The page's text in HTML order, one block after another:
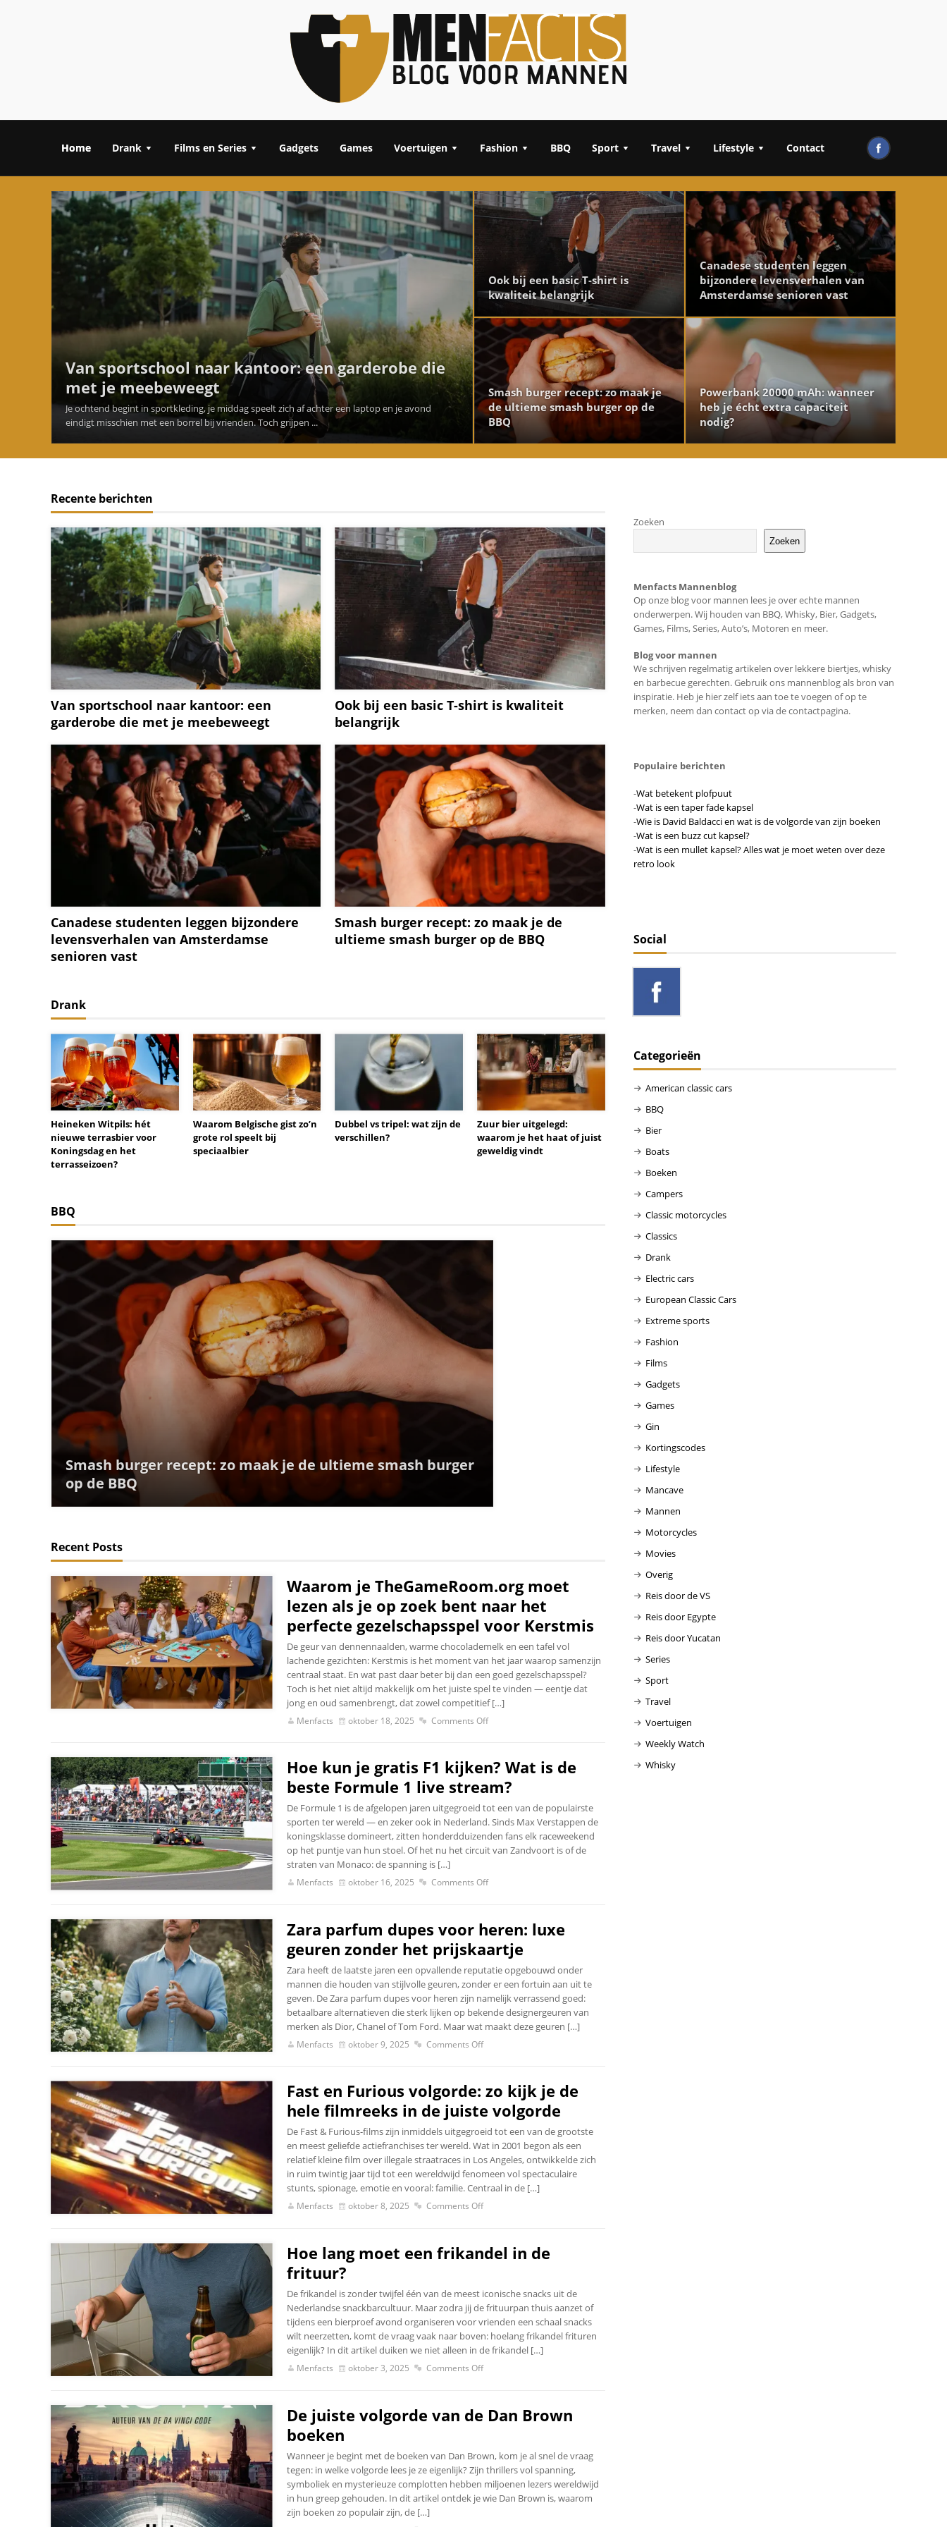
Home Drank Films en Series Gadgets Games Voertuigen Fashion BBQ Sport Travel Lifestyle Contact
Van sportschool naar kantoor: een garderobe die
met je meebeweegt
Je ochtend begint in sportkleding, je middag speelt zich af achter een laptop en je avond
eindigt misschien met een borrel bij vrienden. Toch grijpen ...
Ook bij een basic T-shirt is
kwaliteit belangrijk
Canadese studenten leggen
bijzondere levensverhalen van
Amsterdamse senioren vast
Smash burger recept: zo maak je
de ultieme smash burger op de
BBQ
Powerbank 20000 mAh: wanneer
heb je écht extra capaciteit
nodig?
Recente berichten
Van sportschool naar kantoor: een
garderobe die met je meebeweegt
Ook bij een basic T-shirt is kwaliteit
belangrijk
Canadese studenten leggen bijzondere
levensverhalen van Amsterdamse
senioren vast
Smash burger recept: zo maak je de
ultieme smash burger op de BBQ
Drank
Heineken Witpils: hét
nieuwe terrasbier voor
Koningsdag en het
terrasseizoen?
Waarom Belgische gist zo’n
grote rol speelt bij
speciaalbier
Dubbel vs tripel: wat zijn de
verschillen?
Zuur bier uitgelegd:
waarom je het haat of juist
geweldig vindt
BBQ
Smash burger recept: zo maak je de ultieme smash burger
op de BBQ
Recent Posts
Waarom je TheGameRoom.org moet
lezen als je op zoek bent naar het
perfecte gezelschapsspel voor Kerstmis
De geur van dennennaalden, warme chocolademelk en een tafel vol
lachende gezichten: Kerstmis is het moment van het jaar waarop samenzijn
centraal staat. En wat past daar beter bij dan een goed gezelschapsspel?
Toch is het niet altijd makkelijk om het juiste spel te vinden — eentje dat
jong en oud samenbrengt, dat zowel competitief […]
Menfacts oktober 18, 2025 Comments Off
Hoe kun je gratis F1 kijken? Wat is de
beste Formule 1 live stream?
De Formule 1 is de afgelopen jaren uitgegroeid tot een van de populairste
sporten ter wereld — en zeker ook in Nederland. Sinds Max Verstappen de
koningsklasse domineert, zitten honderdduizenden fans elk raceweekend
op het puntje van hun stoel. Of het nu het circuit van Zandvoort is of de
straten van Monaco: de spanning is […]
Menfacts oktober 16, 2025 Comments Off
Zara parfum dupes voor heren: luxe
geuren zonder het prijskaartje
Zara heeft de laatste jaren een opvallende reputatie opgebouwd onder
mannen die houden van stijlvolle geuren, zonder er een fortuin aan uit te
geven. De Zara parfum dupes voor heren zijn namelijk verrassend goed:
betaalbare alternatieven die sterk lijken op bekende designergeuren van
merken als Dior, Chanel of Tom Ford. Maar wat maakt deze geuren […]
Menfacts oktober 9, 2025 Comments Off
Fast en Furious volgorde: zo kijk je de
hele filmreeks in de juiste volgorde
De Fast & Furious-films zijn inmiddels uitgegroeid tot een van de grootste
en meest geliefde actiefranchises ter wereld. Wat in 2001 begon als een
relatief kleine film over illegale straatraces in Los Angeles, ontwikkelde zich
in ruim twintig jaar tijd tot een wereldwijd fenomeen vol spectaculaire
stunts, spionage, emotie en vooral: familie. Centraal in de […]
Menfacts oktober 8, 2025 Comments Off
Hoe lang moet een frikandel in de
frituur?
De frikandel is zonder twijfel één van de meest iconische snacks uit de
Nederlandse snackbarcultuur. Maar zodra jij de frituurpan thuis aanzet of
tijdens een bierproef avond organiseren voor vrienden een schaal snacks
wilt neerzetten, komt de vraag vaak naar boven: hoelang frikandel frituren
eigenlijk? In dit artikel duiken we niet alleen in de frikandel […]
Menfacts oktober 3, 2025 Comments Off
De juiste volgorde van de Dan Brown
boeken
Wanneer je begint met de boeken van Dan Brown, kom je al snel de vraag
tegen: in welke volgorde lees je ze eigenlijk? Zijn thrillers vol spanning,
symboliek en mysterieuze complotten hebben miljoenen lezers wereldwijd
in hun greep gehouden. In dit artikel ontdek je wie Dan Brown is, waarom
zijn boeken zo populair zijn, de […]
Zoeken
Zoeken
Menfacts Mannenblog
Op onze blog voor mannen lees je over echte mannen
onderwerpen. Wij houden van BBQ, Whisky, Bier, Gadgets,
Games, Films, Series, Auto’s, Motoren en meer.
Blog voor mannen
We schrijven regelmatig artikelen over lekkere biertjes, whisky
en barbecue gerechten. Gebruik ons mannenblog als bron van
inspiratie. Heb je hier zelf iets aan toe te voegen of op te
merken, neem dan contact op via de contactpagina.
Populaire berichten
-Wat betekent plofpuut
-Wat is een taper fade kapsel
-Wie is David Baldacci en wat is de volgorde van zijn boeken
-Wat is een buzz cut kapsel?
-Wat is een mullet kapsel? Alles wat je moet weten over deze
retro look
Social
Categorieën
American classic cars
BBQ
Bier
Boats
Boeken
Campers
Classic motorcycles
Classics
Drank
Electric cars
European Classic Cars
Extreme sports
Fashion
Films
Gadgets
Games
Gin
Kortingscodes
Lifestyle
Mancave
Mannen
Motorcycles
Movies
Overig
Reis door de VS
Reis door Egypte
Reis door Yucatan
Series
Sport
Travel
Voertuigen
Weekly Watch
Whisky